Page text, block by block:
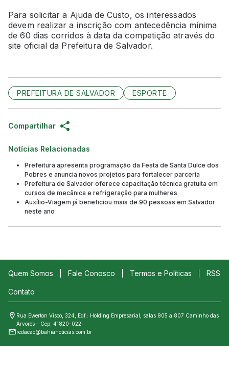
Para solicitar a Ajuda de Custo, os interessados
devem realizar a inscrição com antecedência mínima
de 60 dias corridos à data da competição através do
site oficial da Prefeitura de Salvador.
PREFEITURA DE SALVADOR ESPORTE
Compartilhar
Notícias Relacionadas
Prefeitura apresenta programação da Festa de Santa Dulce dos
Pobres e anuncia novos projetos para fortalecer parceria
Prefeitura de Salvador oferece capacitação técnica gratuita em
cursos de mecânica e refrigeração para mulheres
Auxílio-Viagem já beneficiou mais de 90 pessoas em Salvador
neste ano
Quem Somos Fale Conosco Termos e Políticas RSS
Contato
Rua Ewerton Visco, 324, Edf.: Holding Empresarial, salas 805 a 807 Caminho das
Árvores - Cep: 41820-022
redacao@bahianoticias.com.br